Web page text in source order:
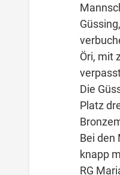
Öri, mit
Die
Platz
Bei den
knapp
RG